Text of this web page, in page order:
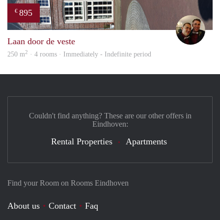
€ 895
Laan door de veste
250 m2 · 4 rooms · Immediately - Indefinite period
Find your Room on Rooms Eindhoven
About us Contact Faq
Couldn't find anything? These are our other offers in
Eindhoven:
Rental Properties Apartments